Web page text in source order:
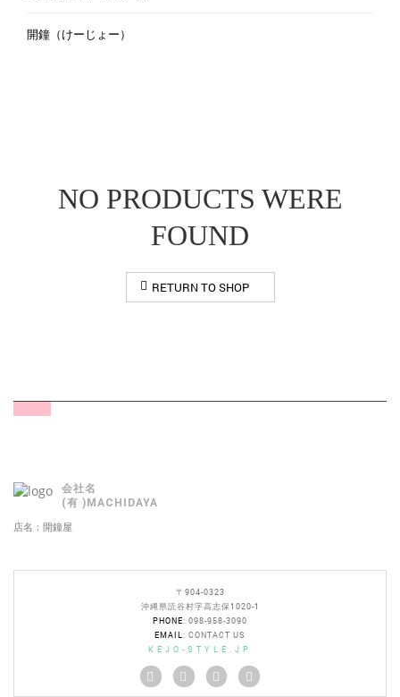
NO PRODUCTS WERE
FOUND
RETURN TO SHOP
開鐘（けーじょー）
会社名
(有 )MACHIDAYA
店名：開鐘屋
〒904-0323
沖縄県読谷村字高志保1020-1
PHONE: 098-958-3090
EMAIL : CONTACT US
KEJO-STYLE.JP